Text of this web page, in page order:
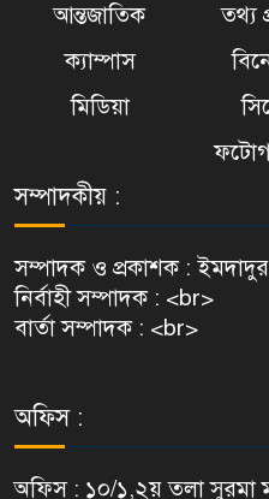
আন্তজাতিক
তথ্য
ক্যাম্পাস
মিডিয়া
সম্পাদকীয় :
সম্পাদক ও প্রকাশক :
নির্বাহী সম্পাদক : <br>
বার্তা সম্পাদক : <br>
অফিস :
অফিস : ১০/১,২য় তলা সুরমা